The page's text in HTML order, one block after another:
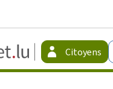
Guichet.lu
-
Citoyens